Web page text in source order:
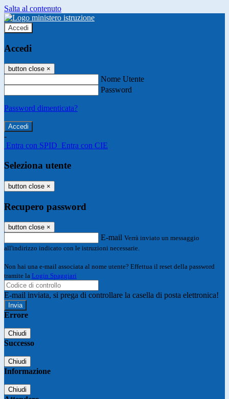
Salta al contenuto
Accedi
Accedi
button close ×
Nome Utente
Password
Password dimenticata?
-
Entra con SPID Entra con CIE
Seleziona utente
button close ×
Recupero password
button close ×
E-mail Verrà inviato un messaggio
all'indirizzo indicato con le istruzioni necessarie.
Non hai una e-mail associata al nome utente? Effettua il reset della password
tramite la Login Spaggiari
E-mail inviata, si prega di controllare la casella di posta elettronica!
Errore
Chiudi
Successo
Chiudi
Informazione
Chiudi